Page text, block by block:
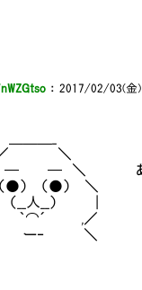
：2017/02/03(金)
た（いた）よ
●） ＼
__） |
,／
＼